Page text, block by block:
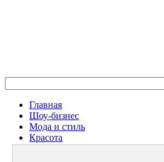
Главная
Шоу-бизнес
Мода и стиль
Красота
Дом и семья